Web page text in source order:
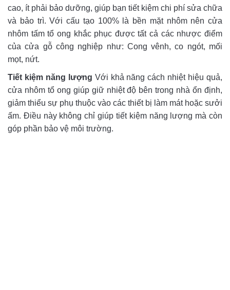
cao, ít phải bảo dưỡng, giúp bạn tiết kiệm chi phí sửa chữa
và bảo trì. Với cấu tạo 100% là bền mặt nhôm nên cửa
nhôm tấm tổ ong khắc phục được tất cả các nhược điểm
của cửa gỗ công nghiệp như: Cong vênh, co ngót, mối
mọt, nứt.
Tiết kiệm năng lượng Với khả năng cách nhiệt hiệu quả,
cửa nhôm tổ ong giúp giữ nhiệt độ bên trong nhà ổn định,
giảm thiểu sự phụ thuộc vào các thiết bị làm mát hoặc sưởi
ấm. Điều này không chỉ giúp tiết kiệm năng lượng mà còn
góp phần bảo vệ môi trường.